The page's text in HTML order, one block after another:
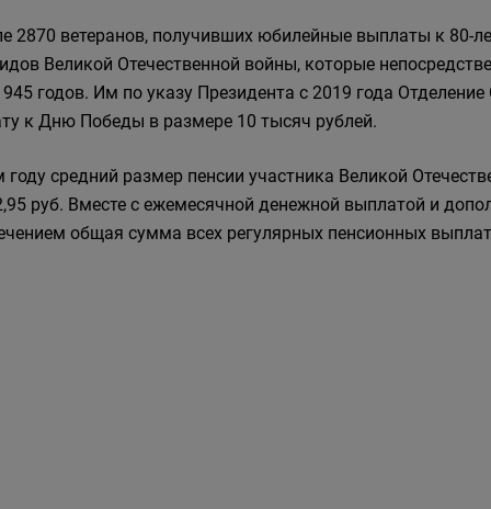
2870 ветеранов, получивших юбилейные выплаты к 80-
Великой Отечественной войны, которые
годов. Им по указу Президента с 2019 года
к Дню Победы в размере 10 тысяч рублей.
году средний размер пенсии участника Великой
руб. Вместе с ежемесячной денежной выплатой и
общая сумма всех регулярных пенсионных